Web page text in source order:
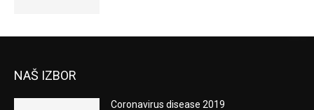
NAŠ IZBOR
Coronavirus disease 2019